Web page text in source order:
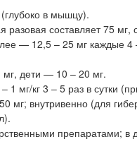
в мышцу).
составляет 75 мг,
— 12,5 – 25 мг каждые 4
мг, дети — 10 – 20 мг.
1 мг/кг 3 – 5 раз в сутки
мг; внутривенно (для
препаратами; в